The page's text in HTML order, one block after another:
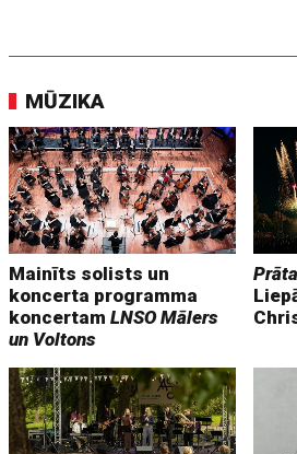
MŪZIKA
Mainīts solists un
koncerta programma
koncertamLNSO Mālers
un Voltons